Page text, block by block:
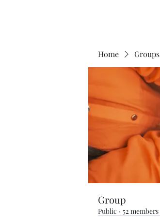
Home Groups
Group
Public · 52 members